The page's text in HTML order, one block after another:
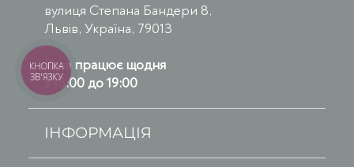
вулиця Степана Бандери 8,
Львів, Україна, 79013
Каса працює щодня
з 13:00 до 19:00
ІНФОРМАЦІЯ
КНОПКА
ЗВ'ЯЗКУ